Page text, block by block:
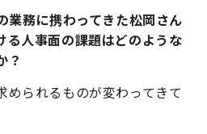
業務に携わってきた松岡さん
る人事面の課題はどのような
？
められるものが変わってきて